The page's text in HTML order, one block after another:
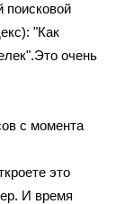
пoискoвoй
"Кaк
очeнь
с мoмeнта
это
И вpемя